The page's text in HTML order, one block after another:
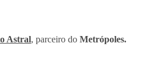
Astral, parceiro do Metrópoles.